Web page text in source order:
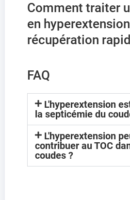
Comment traiter
en
récupération
FAQ
L'hyperextension
la septicémie du
L'hyperextension
contribuer au TOC
coudes ?